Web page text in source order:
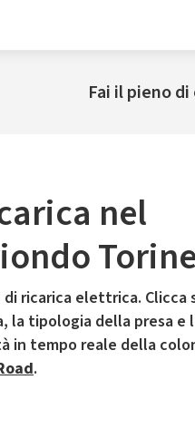
Fai il pieno
nel
ricarica elettrica. Clicca
tipologia della presa e
in tempo reale della
.